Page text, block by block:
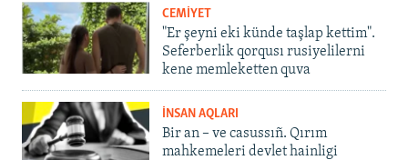
CEMİYET
"Er şeyni eki künde taşlap kettim".
Seferberlik qorqusı rusiyelilerni
kene memleketten quva
İNSAN AQLARI
Bir an – ve casussıñ. Qırım
mahkemeleri devlet hainligi